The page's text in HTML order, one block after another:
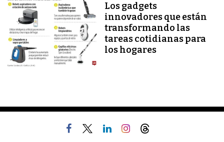
Los gadgets
innovadores que están
transformando las
tareas cotidianas para
los hogares